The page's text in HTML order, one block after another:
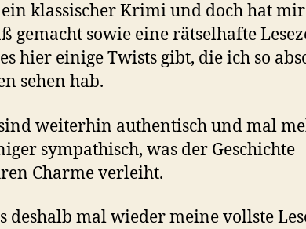
klassischer Krimi und doch hat
gemacht sowie eine rätselhafte
hier einige Twists gibt, die ich so
sehen hab.
weiterhin authentisch und mal
sympathisch, was der Geschichte
Charme verleiht.
deshalb mal wieder meine vollste